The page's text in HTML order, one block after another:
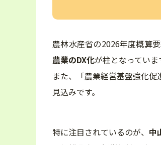
農林水産省の2026年度概算要
農業のDX化が柱となっていま
また、「農業経営基盤強化
見込みです。
特に注目されているのが、 中